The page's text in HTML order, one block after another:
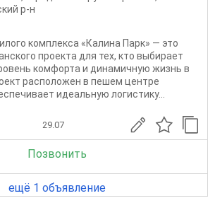
р-н
комплекса «Калина Парк» — это
проекта для тех, кто выбирает
комфорта и динамичную жизнь в
расположен в пешем центре
идеальную логистику...
29.07
Позвонить
ещё 1 объявление